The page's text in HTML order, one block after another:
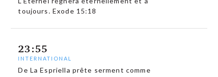
toujours. Exode 15:18
23:55
INTERNATIONAL
De La Espriella prête serment comme